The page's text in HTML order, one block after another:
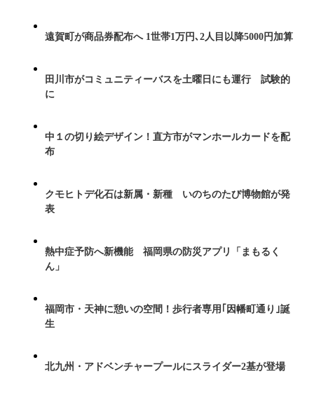
遠賀町が商品券配布へ 1世帯1万円､2人目以降5000円加算
田川市がコミュニティーバスを土曜日にも運行 試験的
に
中１の切り絵デザイン！直方市がマンホールカードを配
布
クモヒトデ化石は新属・新種 いのちのたび博物館が発
表
熱中症予防へ新機能 福岡県の防災アプリ「まもるく
ん」
福岡市・天神に憩いの空間！歩行者専用｢因幡町通り｣誕
生
北九州・アドベンチャープールにスライダー2基が登場